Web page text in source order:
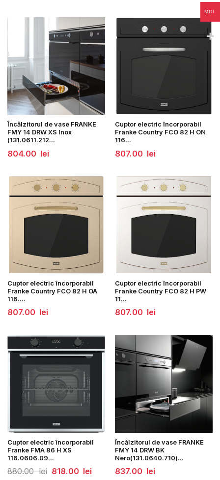
775.00 lei.
Încălzitorul de vase FRANKE
FMY 14 DRW XS Inox
(131.0611.212...
804.00 lei
Cuptor electric încorporabil
Franke Country FCO 82 H ON
116...
807.00 lei
Cuptor electric încorporabil
Franke Country FCO 82 H OA
116....
807.00 lei
Cuptor electric încorporabil
Franke Country FCO 82 H PW
11...
807.00 lei
Cuptor electric încorporabil
Franke FMA 86 H XS
116.0606.09...
880.00lei Prețul
inițial
818.00 leiPrețul
curent
Încălzitorul de vase FRANKE
FMY 14 DRW BK
Nero(131.0640.710)...
837.00 lei
MDL